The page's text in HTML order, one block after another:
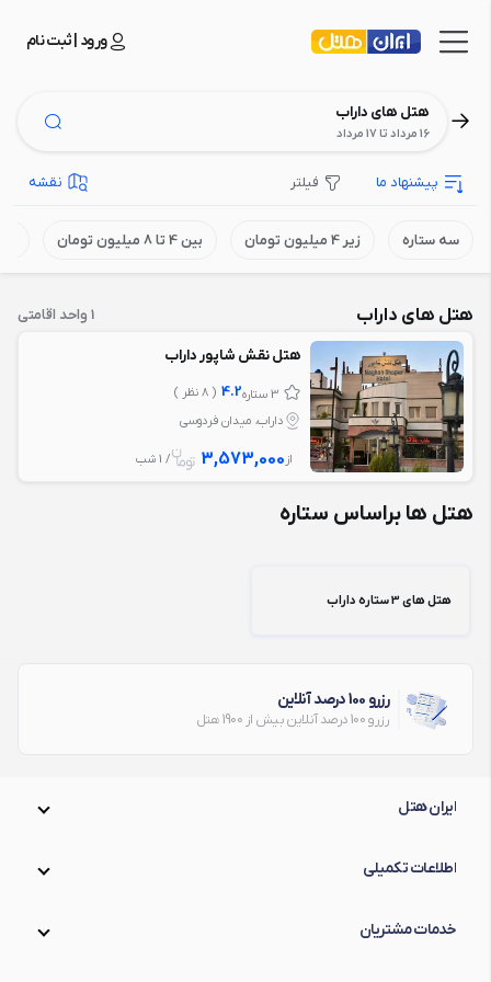
ورود | ثبت نام
هتل های داراب
16 مرداد تا 17 مرداد
پیشنهاد ما فیلتر نقشه
سه ستاره زیر 4 میلیون تومان بین 4 تا 8 میلیون تومان
هتل های داراب 1 واحد اقامتی
هتل نقش شاپور داراب
3 ستاره 4.2 ( 8 نظر )
داراب، میدان فردوسی
از 3,573,000 / 1 شب
هتل ها براساس ستاره
هتل های 3 ستاره داراب
رزرو 100 درصد آنلاین
رزرو 100 درصد آنلاین بیش از 1900 هتل
ایران هتل
اطلاعات تکمیلی
خدمات مشتریان